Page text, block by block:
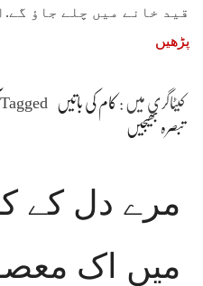
قید خانے میں چلے جاؤ
پڑھیں
کیٹاگری میں : کام کی باتیں Tagged
تبصرہ بھیجیں
مرے دل کے
میں اک